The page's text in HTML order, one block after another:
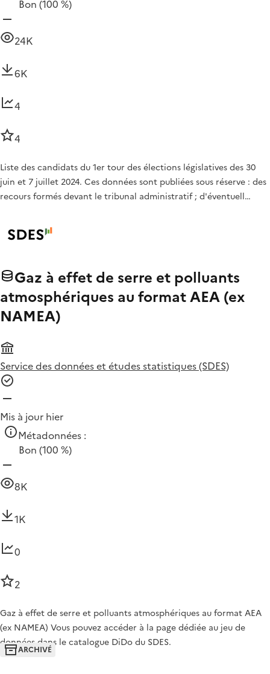
Bon (100 %)
24K
6K
4
4
Liste des candidats du 1er tour des élections législatives des 30
juin et 7 juillet 2024. Ces données sont publiées sous réserve : des
recours formés devant le tribunal administratif ; d'éventuell…
Gaz à effet de serre et polluants
atmosphériques au format AEA (ex
NAMEA)
Service des données et études statistiques (SDES)
Mis à jour hier
Métadonnées :
Bon (100 %)
8K
1K
0
2
Gaz à effet de serre et polluants atmosphériques au format AEA
(ex NAMEA) Vous pouvez accéder à la page dédiée au jeu de
données dans le catalogue DiDo du SDES.
ARCHIVÉ